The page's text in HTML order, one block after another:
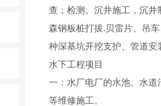
查；检测。沉井施工，沉
森钢板桩打拔.贝雷片、吊
种深基坑开挖支护、管道
水下工程项目
一：水厂电厂的水池、水
等维修施工。